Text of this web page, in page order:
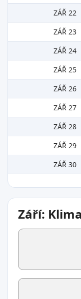
ZÁŘ 22
ZÁŘ 23
ZÁŘ 24
ZÁŘ 25
ZÁŘ 26
ZÁŘ 27
ZÁŘ 28
ZÁŘ 29
ZÁŘ 30
Září: